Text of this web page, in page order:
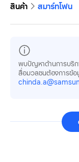
สินค้า
สมาร์ทโฟน
พบปัญหาด้านการบริ
สื่อมวลชนต้องการข้